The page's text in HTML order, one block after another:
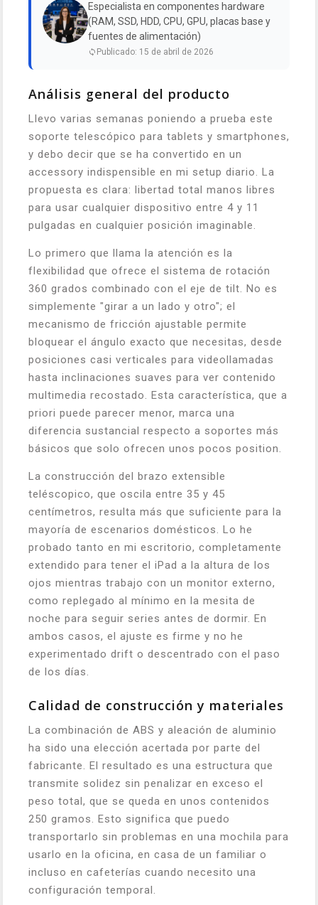
Especialista en componentes hardware
(RAM, SSD, HDD, CPU, GPU, placas base y
fuentes de alimentación)
Publicado: 15 de abril de 2026
Análisis general del producto
Llevo varias semanas poniendo a prueba este
soporte telescópico para tablets y smartphones,
y debo decir que se ha convertido en un
accessory indispensible en mi setup diario. La
propuesta es clara: libertad total manos libres
para usar cualquier dispositivo entre 4 y 11
pulgadas en cualquier posición imaginable.
Lo primero que llama la atención es la
flexibilidad que ofrece el sistema de rotación
360 grados combinado con el eje de tilt. No es
simplemente "girar a un lado y otro"; el
mecanismo de fricción ajustable permite
bloquear el ángulo exacto que necesitas, desde
posiciones casi verticales para videollamadas
hasta inclinaciones suaves para ver contenido
multimedia recostado. Esta característica, que a
priori puede parecer menor, marca una
diferencia sustancial respecto a soportes más
básicos que solo ofrecen unos pocos position.
La construcción del brazo extensible
teléscopico, que oscila entre 35 y 45
centímetros, resulta más que suficiente para la
mayoría de escenarios domésticos. Lo he
probado tanto en mi escritorio, completamente
extendido para tener el iPad a la altura de los
ojos mientras trabajo con un monitor externo,
como replegado al mínimo en la mesita de
noche para seguir series antes de dormir. En
ambos casos, el ajuste es firme y no he
experimentado drift o descentrado con el paso
de los días.
Calidad de construcción y materiales
La combinación de ABS y aleación de aluminio
ha sido una elección acertada por parte del
fabricante. El resultado es una estructura que
transmite solidez sin penalizar en exceso el
peso total, que se queda en unos contenidos
250 gramos. Esto significa que puedo
transportarlo sin problemas en una mochila para
usarlo en la oficina, en casa de un familiar o
incluso en cafeterías cuando necesito una
configuración temporal.